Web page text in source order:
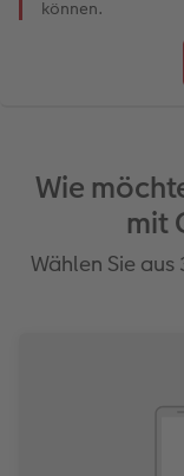
können.
Wie
mit
Wählen Sie